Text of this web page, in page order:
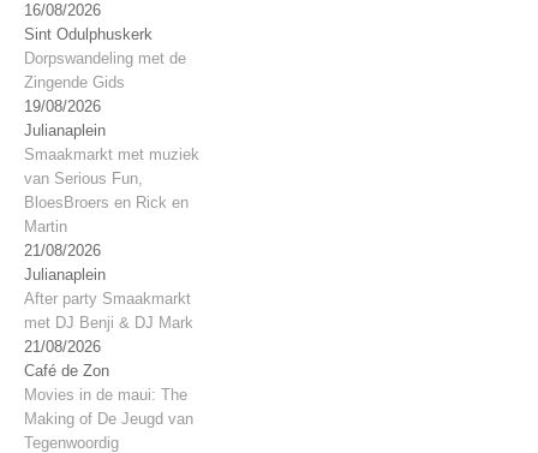
16/08/2026
Sint Odulphuskerk
Dorpswandeling met de
Zingende Gids
19/08/2026
Julianaplein
Smaakmarkt met muziek
van Serious Fun,
BloesBroers en Rick en
Martin
21/08/2026
Julianaplein
After party Smaakmarkt
met DJ Benji & DJ Mark
21/08/2026
Café de Zon
Movies in de maui: The
Making of De Jeugd van
Tegenwoordig